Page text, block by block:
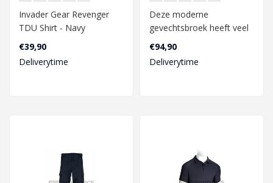
Invader Gear Revenger
TDU Shirt - Navy
€39,90
Deliverytime
Deze moderne
gevechtsbroek heeft veel
handige eigenschappen en
biedt een hoge ma..
€94,90
Deliverytime